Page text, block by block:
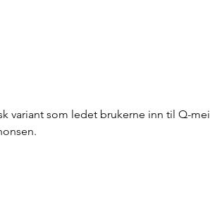
variant som ledet brukerne inn til Q-